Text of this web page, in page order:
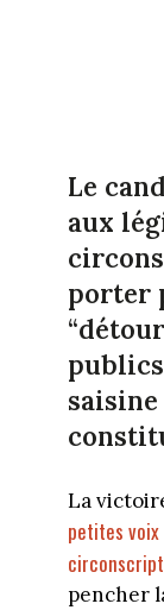
Le
aux
porter
La
petites
pencher